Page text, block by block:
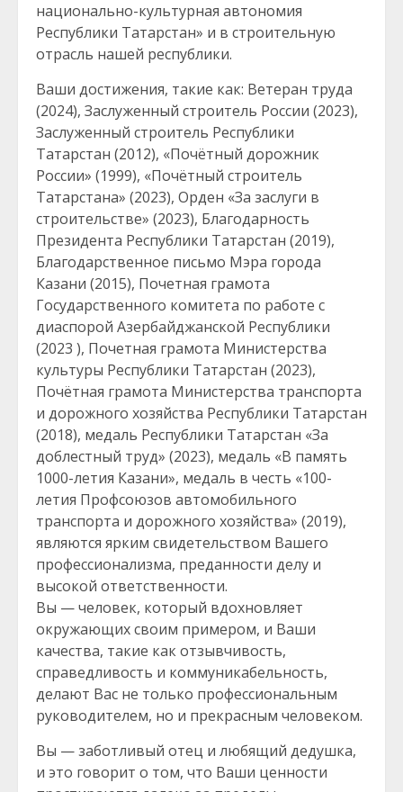
национально-культурная автономия
Республики Татарстан» и в строительную
отрасль нашей республики.
Ваши достижения, такие как: Ветеран труда
(2024), Заслуженный строитель России (2023),
Заслуженный строитель Республики
Татарстан (2012), «Почётный дорожник
России» (1999), «Почётный строитель
Татарстана» (2023), Орден «За заслуги в
строительстве» (2023), Благодарность
Президента Республики Татарстан (2019),
Благодарственное письмо Мэра города
Казани (2015), Почетная грамота
Государственного комитета по работе с
диаспорой Азербайджанской Республики
(2023 ), Почетная грамота Министерства
культуры Республики Татарстан (2023),
Почётная грамота Министерства транспорта
и дорожного хозяйства Республики Татарстан
(2018), медаль Республики Татарстан «За
доблестный труд» (2023), медаль «В память
1000-летия Казани», медаль в честь «100-
летия Профсоюзов автомобильного
транспорта и дорожного хозяйства» (2019),
являются ярким свидетельством Вашего
профессионализма, преданности делу и
высокой ответственности.
Вы — человек, который вдохновляет
окружающих своим примером, и Ваши
качества, такие как отзывчивость,
справедливость и коммуникабельность,
делают Вас не только профессиональным
руководителем, но и прекрасным человеком.
Вы — заботливый отец и любящий дедушка,
и это говорит о том, что Ваши ценности